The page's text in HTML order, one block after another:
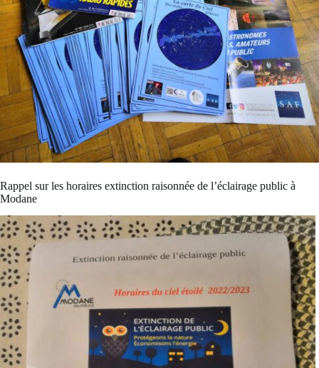
Rappel sur les horaires extinction raisonnée de l’éclairage public à
Modane